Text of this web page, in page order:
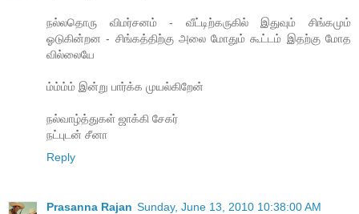
நல்லதொரு விமர்சனம் - வீட்டிற்கருகில் இதுவும் சிங்கமும்
ஓடுகின்றன - சிங்கத்திற்கு அலை மோதும் கூட்டம் இதற்கு மோத
வில்லையே
ம்ம்ம்ம் இன்று பார்க்க முயல்கிறேன்
நல்வாழ்த்துகள் ஜாக்கி சேகர்
நட்புடன் சீனா
Reply
Prasanna Rajan Sunday, June 13, 2010 10:38:00 AM